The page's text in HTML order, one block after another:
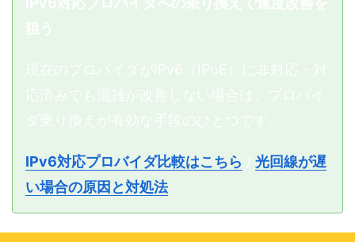
IPv6対応プロバイダ比較はこちら
光回線が遅
い場合の原因と対処法